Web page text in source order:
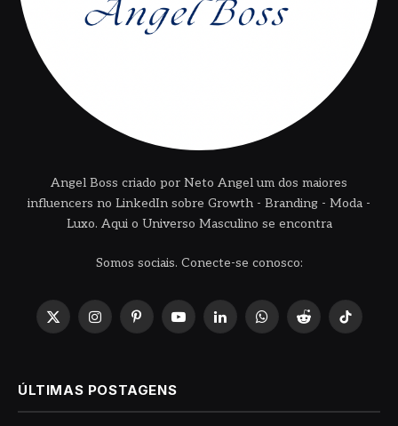
Angel Boss criado por Neto Angel um dos maiores
influencers no LinkedIn sobre Growth - Branding - Moda -
Luxo. Aqui o Universo Masculino se encontra
Somos sociais. Conecte-se conosco:
X
InstagramPinterestYouTubeLinkedInWhatsApp
Reddit TikTok
ÚLTIMAS POSTAGENS